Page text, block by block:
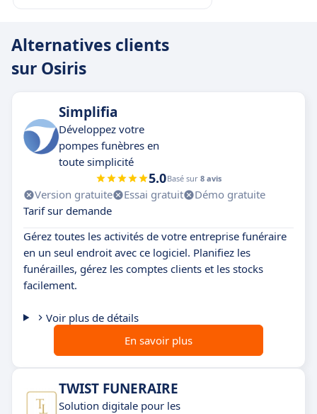
Alternatives clients
sur Osiris
Simplifia
Développez votre
pompes funèbres en
toute simplicité
5.0Basé sur 8 avis
Version gratuite Essai gratuit
Démo gratuite
Tarif sur demande
Gérez toutes les activités de votre entreprise funéraire
en un seul endroit avec ce logiciel. Planifiez les
funérailles, gérez les comptes clients et les stocks
facilement.
Voir plus de détails
En savoir plus
TWIST FUNERAIRE
Solution digitale pour les